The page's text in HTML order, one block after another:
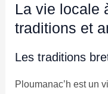
La vie locale
traditions et
Les traditions
Ploumanac’h est un